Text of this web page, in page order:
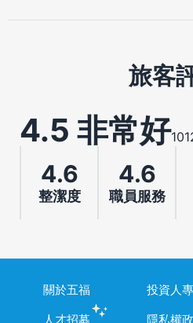
旅客
4.5 非常好
4.6
整潔度
4.6
職員服務
關於五福 投資人
人才招募
隱私權